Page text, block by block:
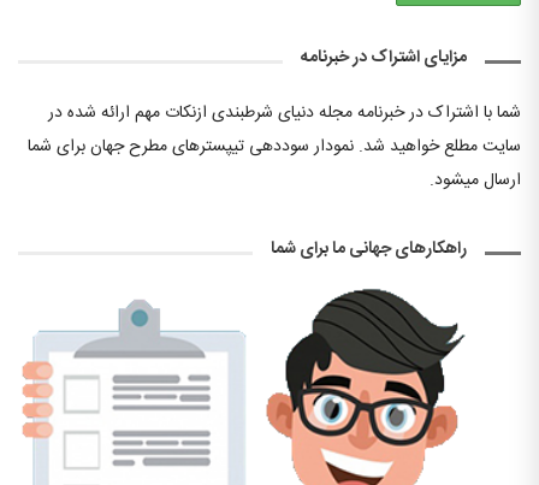
مزایای اشتراک در خبرنامه
شما با اشتراک در خبرنامه مجله دنیای شرطبندی ازنکات مهم ارائه شده در
سایت مطلع خواهید شد. نمودار سوددهی تیپسترهای مطرح جهان برای شما
ارسال میشود.
راهکارهای جهانی ما برای شما